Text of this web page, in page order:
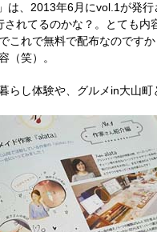
は、2013年6月にvol.1が発
されてるのかな？。とても内
これで無料で配布なのです
（笑）。
らし体験や、グルメin大山町